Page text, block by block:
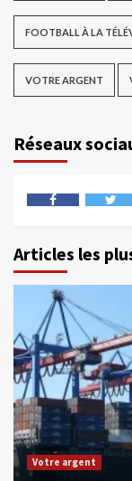
FOOTBALL À LA
VOTRE ARGENT
Réseaux
Articles les
Votre argent